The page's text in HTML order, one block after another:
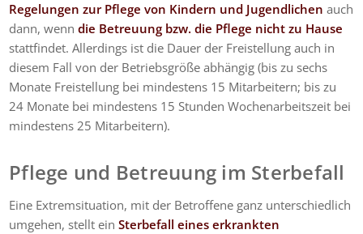
Regelungen zur Pflege von Kindern und Jugendlichen auch
dann, wenndie Betreuung bzw. die Pflege nicht zu Hause
stattfindet. Allerdings ist die Dauer der Freistellung auch in
diesem Fall von der Betriebsgröße abhängig (bis zu sechs
Monate Freistellung bei mindestens 15 Mitarbeitern; bis zu
24 Monate bei mindestens 15 Stunden Wochenarbeitszeit bei
mindestens 25 Mitarbeitern).
Pflege und Betreuung im Sterbefall
Eine Extremsituation, mit der Betroffene ganz unterschiedlich
umgehen, stellt einSterbefall eines erkrankten